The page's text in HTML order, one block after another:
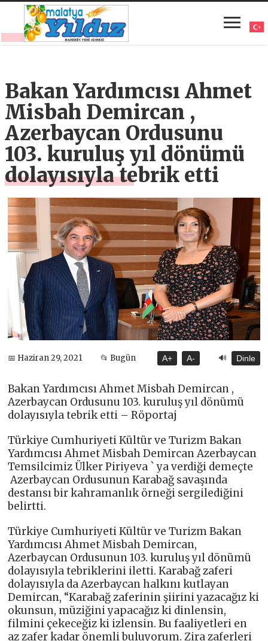
Bakan Yardımcısı Ahmet
Misbah Demircan ,
Azerbaycan Ordusunu
103. kuruluş yıl dönümü
dolayısıyla tebrik etti
📅 Haziran 29, 2021 📂 Bugün A+ A- 🔊 Dinle
Bakan Yardımcısı Ahmet Misbah Demircan ,
Azerbaycan Ordusunu 103. kuruluş yıl dönümü
dolayısıyla tebrik etti – Röportaj
Türkiye Cumhuriyeti Kültür ve Turizm Bakan
Yardımcısı Ahmet Misbah Demircan Azerbaycan
Temsilcimiz Ülker Piriyeva ` ya verdiği demeçte
Azerbaycan Ordusunun Karabağ savaşında
destansı bir kahramanlık örneği sergilediğini
belirtti.
Türkiye Cumhuriyeti Kültür ve Turizm Bakan
Yardımcısı Ahmet Misbah Demircan,
Azerbaycan Ordusunun 103. kuruluş yıl dönümü
dolayısıyla tebriklerini iletti. Karabağ zaferi
dolayısıyla da Azerbaycan halkını kutlayan
Demircan, “Karabağ zaferinin şiirini yazacağız ki
okunsun, müziğini yapacağız ki dinlensin,
filmini çekeceğiz ki izlensin. Bu faaliyetleri en
az zafer kadar önemli buluyorum. Zira zaferleri